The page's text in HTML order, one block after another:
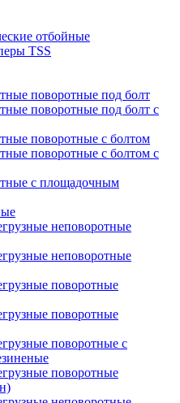
отбойные
TSS
поворотные под болт
поворотные под болт с
поворотные с болтом
поворотные с болтом с
с площадочным
неповоротные
неповоротные
поворотные
поворотные
поворотные с
поворотные